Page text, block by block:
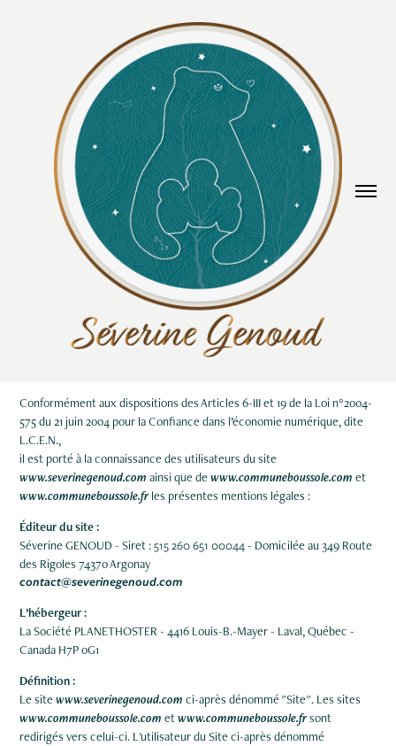
Conformément aux dispositions des Articles 6-III et 19 de la Loi n°2004-
575 du 21 juin 2004 pour la Confiance dans l’économie numérique, dite
L.C.E.N.,
il est porté à la connaissance des utilisateurs du site
www.severinegenoud.com ainsi que dewww.communeboussole.comet
www.communeboussole.frles présentes mentions légales :
Éditeur du site :
Séverine GENOUD - Siret :515 260 651 00044- Domicilée au 349 Route
des Rigoles 74370 Argonay
contact@severinegenoud.com
L’hébergeur :
La Société PLANETHOSTER - 4416 Louis-B.-Mayer - Laval, Québec -
Canada H7P 0G1
Définition :
Le sitewww.severinegenoud.com ci-après dénommé "Site". Les sites
www.communeboussole.com etwww.communeboussole.frsont
redirigés vers celui-ci. L'utilisateur du Site ci-après dénommé